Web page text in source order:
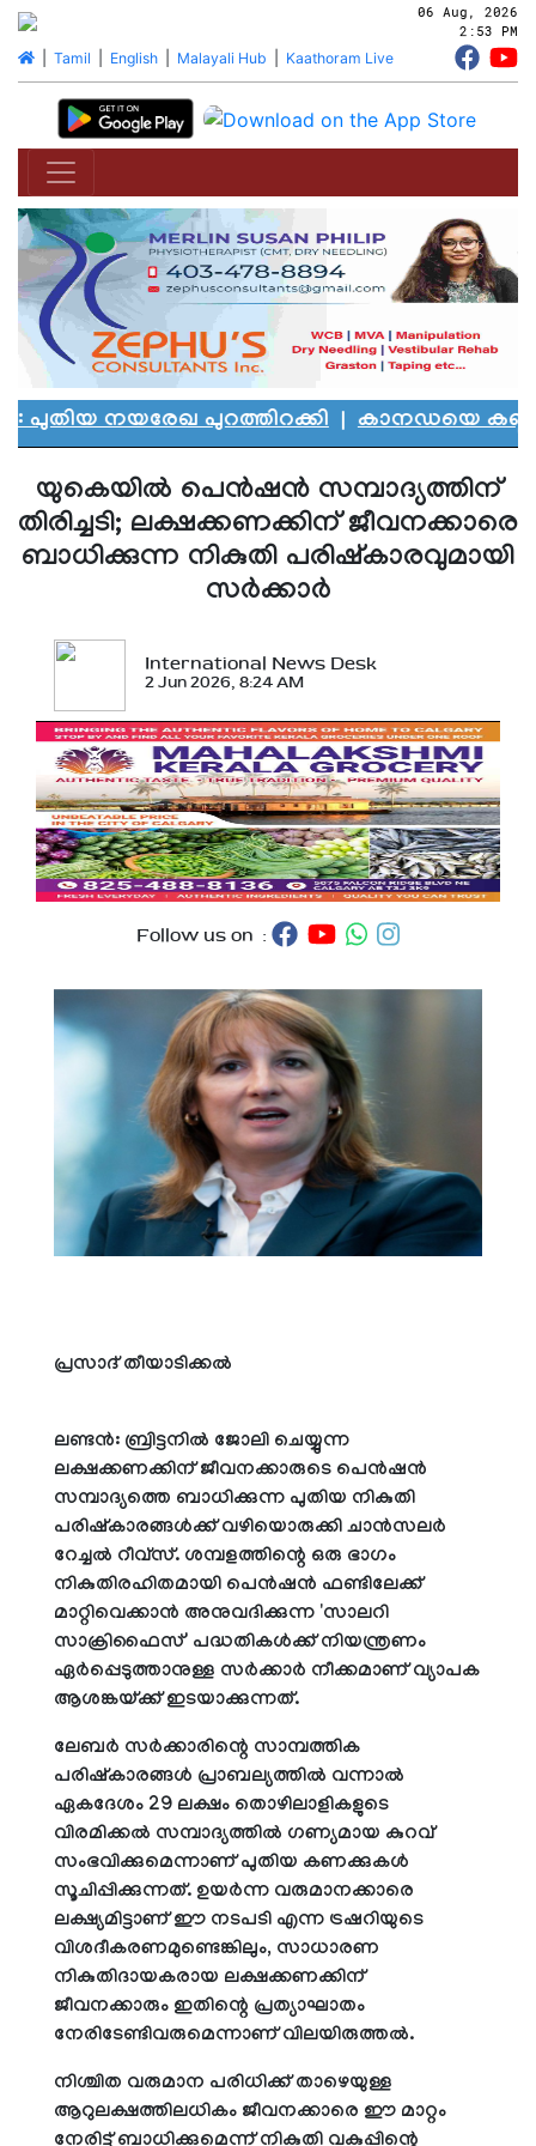
06 Aug, 2026
2:53 PM
| Tamil English| Malayali Hub Kaathoram Live
നയരേഖ പുറത്തിറക്കി|കാനഡയെ
യുകെയില്‍ പെന്‍ഷന്‍ സമ്പാദ്യത്തിന്
തിരിച്ചടി; ലക്ഷക്കണക്കിന് ജീവനക്കാരെ
ബാധിക്കുന്ന നികുതി പരിഷ്‌കാരവുമായി
സര്‍ക്കാര്‍
International News Desk
2 Jun 2026, 8:24 AM
Follow us on :
പ്രസാദ് തീയാടിക്കല്‍
ലണ്ടന്‍: ബ്രിട്ടനില്‍ ജോലി ചെയ്യുന്ന
ലക്ഷക്കണക്കിന് ജീവനക്കാരുടെ പെന്‍ഷന്‍
സമ്പാദ്യത്തെ ബാധിക്കുന്ന പുതിയ നികുതി
പരിഷ്‌കാരങ്ങള്‍ക്ക് വഴിയൊരുക്കി ചാന്‍സലര്‍
റേച്ചല്‍ റീവ്സ്. ശമ്പളത്തിന്റെ ഒരു ഭാഗം
നികുതിരഹിതമായി പെന്‍ഷന്‍ ഫണ്ടിലേക്ക്
മാറ്റിവെക്കാന്‍ അനുവദിക്കുന്ന 'സാലറി
സാക്രിഫൈസ്' പദ്ധതികള്‍ക്ക് നിയന്ത്രണം
ഏര്‍പ്പെടുത്താനുള്ള സര്‍ക്കാര്‍ നീക്കമാണ് വ്യാപക
ആശങ്കയ്ക്ക് ഇടയാക്കുന്നത്.
ലേബര്‍ സര്‍ക്കാരിന്റെ സാമ്പത്തിക
പരിഷ്‌കാരങ്ങള്‍ പ്രാബല്യത്തില്‍ വന്നാല്‍
ഏകദേശം 29 ലക്ഷം തൊഴിലാളികളുടെ
വിരമിക്കല്‍ സമ്പാദ്യത്തില്‍ ഗണ്യമായ കുറവ്
സംഭവിക്കുമെന്നാണ് പുതിയ കണക്കുകള്‍
സൂചിപ്പിക്കുന്നത്. ഉയര്‍ന്ന വരുമാനക്കാരെ
ലക്ഷ്യമിട്ടാണ് ഈ നടപടി എന്ന ട്രഷറിയുടെ
വിശദീകരണമുണ്ടെങ്കിലും, സാധാരണ
നികുതിദായകരായ ലക്ഷക്കണക്കിന്
ജീവനക്കാരും ഇതിന്റെ പ്രത്യാഘാതം
നേരിടേണ്ടിവരുമെന്നാണ് വിലയിരുത്തല്‍.
നിശ്ചിത വരുമാന പരിധിക്ക് താഴെയുള്ള
ആറുലക്ഷത്തിലധികം ജീവനക്കാരെ ഈ മാറ്റം